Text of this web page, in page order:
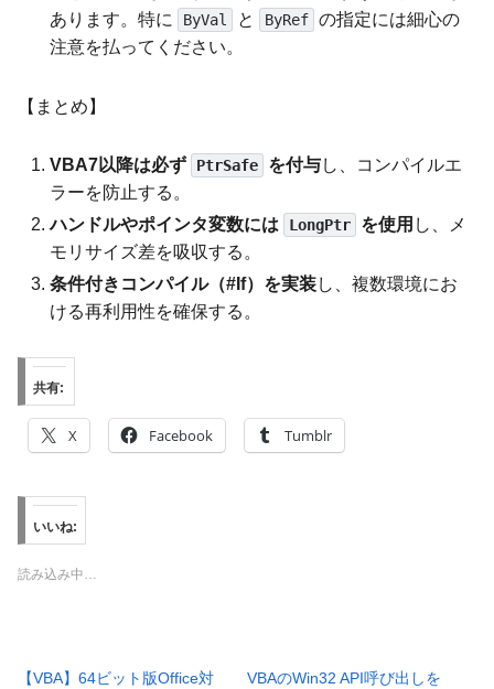
あります。特に
ByVal と ByRef の指定には細心の
注意を払ってください。
【まとめ】
VBA7以降は必ず PtrSafe を付与し、コンパイルエ
ラーを防止する。
ハンドルやポインタ変数には
LongPtr を使用 し、メ
モリサイズ差を吸収する。
条件付きコンパイル（#If）を実装し、複数環境にお
ける再利用性を確保する。
共有:
X Facebook Tumblr
いいね:
読み込み中…
【VBA】64ビット版Office対
VBAのWin32 API呼び出しを